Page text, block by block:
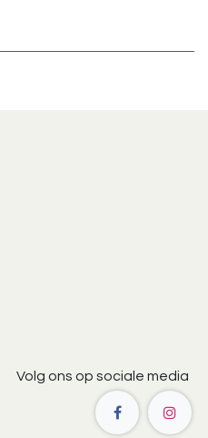
Volg ons op sociale media